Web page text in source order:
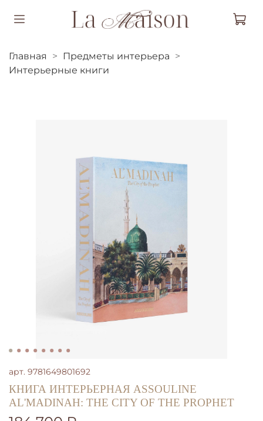
Главная
Предметы интерьера
Интерьерные книги
арт. 9781649801692
КНИГА ИНТЕРЬЕРНАЯ ASSOULINE
AL'MADINAH: THE CITY OF THE PROPHET